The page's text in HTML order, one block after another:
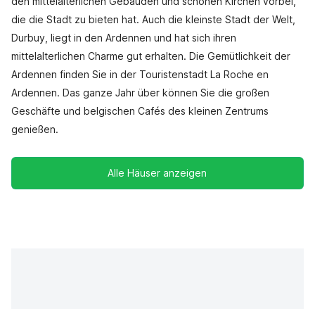
die die Stadt zu bieten hat. Auch die kleinste Stadt der Welt,
Durbuy, liegt in den Ardennen und hat sich ihren
mittelalterlichen Charme gut erhalten. Die Gemütlichkeit der
Ardennen finden Sie in der Touristenstadt La Roche en
Ardennen. Das ganze Jahr über können Sie die großen
Geschäfte und belgischen Cafés des kleinen Zentrums
genießen.
Alle Häuser anzeigen